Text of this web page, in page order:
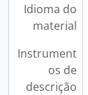
Idioma do
material
Instrument
os de
descrição